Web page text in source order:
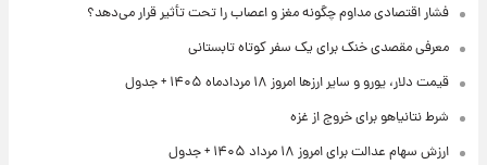
فشار اقتصادی مداوم چگونه مغز و اعصاب را تحت تأثیر قرار می‌دهد؟
معرفی مقصدی خنک برای یک سفر کوتاه تابستانی
قیمت دلار، یورو و سایر ارزها امروز ۱۸ مردادماه ۱۴۰۵ + جدول
شرط نتانیاهو برای خروج از غزه
ارزش سهام عدالت برای امروز ۱۸ مرداد ۱۴۰۵ + جدول